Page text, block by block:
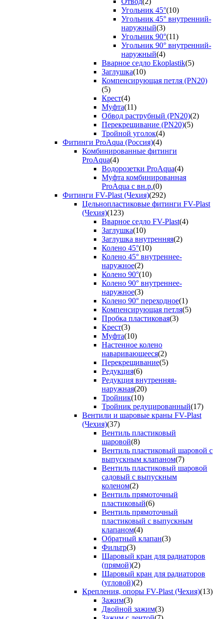
Угольник 45°(10)
Угольник 45° внутренний-
наружный(3)
Угольник 90°(11)
Угольник 90° внутренний-
наружный(4)
Вварное седло Ekoplastik(5)
Заглушка(10)
Компенсирующая петля (PN20)
(5)
Крест(4)
Муфта(11)
Обвод раструбный (PN20)(2)
Перекрещивание (PN20)(5)
Тройной уголок(4)
Фитинги ProAqua (Россия)(4)
Комбинированные фитинги
ProAqua(4)
Водорозетки ProAqua(4)
Муфта комбинированная
ProAqua с вн.р.(0)
Фитинги FV-Plast (Чехия)(292)
Цельнопластиковые фитинги FV-Plast
(Чехия)(123)
Вварное седло FV-Plast(4)
Заглушка(10)
Заглушка внутренняя(2)
Колено 45°(10)
Колено 45° внутреннее-
наружное(2)
Колено 90°(10)
Колено 90° внутреннее-
наружное(3)
Колено 90° переходное(1)
Компенсирующая петля(5)
Пробка пластиковая(3)
Крест(3)
Муфта(10)
Настенное колено
наваривающееся(2)
Перекрещивание(5)
Редукция(6)
Редукция внутренняя-
наружная(20)
Тройник(10)
Тройник редуцированный(17)
Вентили и шаровые краны FV-Plast
(Чехия)(37)
Вентиль пластиковый
шаровой(8)
Вентиль пластиковый шаровой с
выпускным клапаном(7)
Вентиль пластиковый шаровой
садовый с выпускным
коленом(2)
Вентиль прямоточный
пластиковый(6)
Вентиль прямоточный
пластиковый с выпускным
клапаном(4)
Обратный клапан(3)
Фильтр(3)
Шаровый кран для радиаторов
(прямой)(2)
Шаровый кран для радиаторов
(угловой)(2)
Крепления, опоры FV-Plast (Чехия)(13)
Зажим(3)
Двойной зажим(3)